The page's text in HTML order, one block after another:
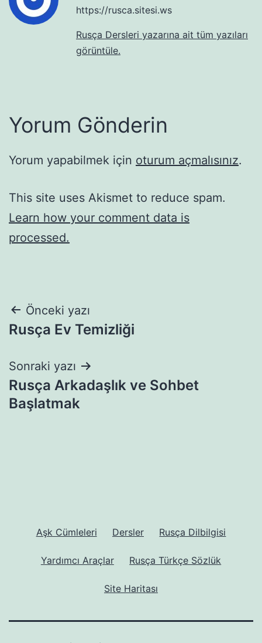
https://rusca.sitesi.ws
Rusça Dersleri yazarına ait tüm yazıları
görüntüle.
Yorum Gönderin
Yorum yapabilmek için oturum açmalısınız.
This site uses Akismet to reduce spam.
Learn how your comment data is
processed.
Yazı
gezinmesi
Önceki yazı
Rusça Ev Temizliği
Sonraki yazı
Rusça Arkadaşlık ve Sohbet
Başlatmak
Aşk Cümleleri Dersler Rusça Dilbilgisi
Yardımcı Araçlar Rusça Türkçe Sözlük
Site Haritası